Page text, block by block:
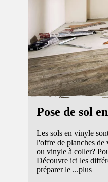
Pose de sol
Les sols en vinyle
l'offre de planches de
ou vinyle à coller?
Découvre ici les
préparer le ...plus